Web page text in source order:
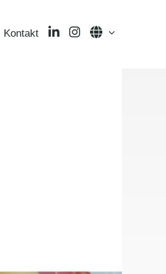
Kontakt LinkedInInstagramLanguage